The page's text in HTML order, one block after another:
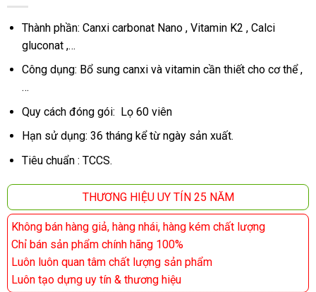
Thành phần: Canxi carbonat Nano , Vitamin K2 , Calci
gluconat ,…
Công dụng: Bổ sung canxi và vitamin cần thiết cho cơ thể ,
…
Quy cách đóng gói: Lọ 60 viên
Hạn sử dụng: 36 tháng kể từ ngày sản xuất.
Tiêu chuẩn : TCCS.
THƯƠNG HIỆU UY TÍN 25 NĂM
Không bán hàng giả, hàng nhái, hàng kém chất lượng
Chỉ bán sản phẩm chính hãng 100%
Luôn luôn quan tâm chất lượng sản phẩm
Luôn tạo dựng uy tín & thương hiệu